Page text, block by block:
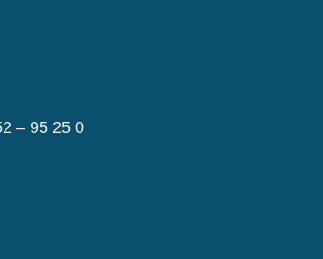
– 95 25 0